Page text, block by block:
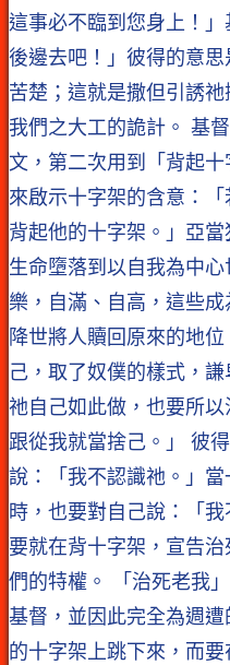
這事必不臨到您身上！
後邊去吧！」彼得的意
苦楚；這就是撒但引誘
我們之大工的詭計。 基
文，第二次用到「背起
來啟示十字架的含意：
背起他的十字架。」亞
生命墮落到以自我為中
樂，自滿、自高，這些
降世將人贖回原來的地
己，取了奴僕的樣式，謙
祂自己如此做，也要所
跟從我就當捨己。」 彼
說：「我不認識祂。」
時，也要對自己說：「
要就在背十字架，宣告
們的特權。 「治死老我
基督，並因此完全為週
的十字架上跳下來，而